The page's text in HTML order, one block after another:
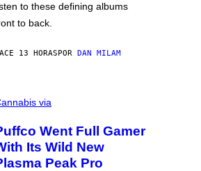
to these defining albums
to back.
13 HORASPOR DAN MILAM
via
Went Full Gamer
Its Wild New
Peak Pro